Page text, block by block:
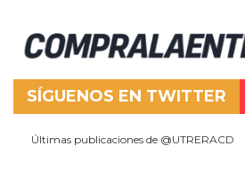
SÍGUENOS EN TWITTER
Últimas publicaciones de @UTRERACD